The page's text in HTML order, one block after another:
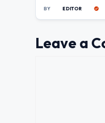
BY EDITOR
Leave a